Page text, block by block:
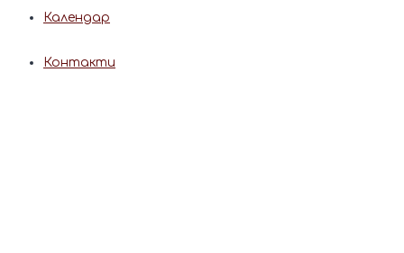
Календар
Контакти